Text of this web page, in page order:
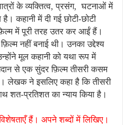
के व्यक्तित्व, प्रसंग, घटनाओं में
है। कहानी में दी गई छोटी-छोटी
फ़िल्म में पूरी तरह उतर कर आईं हैं।
नहीं बनाई थी। उनका उद्देश्य
मूल कहानी को यथा रूप में
से एक सुंदर फ़िल्म तीसरी कसम
लेखक ने इसलिए कहा है कि तीसरी
शत-प्रतिशत का न्याय किया है।
हैं। अपने शब्दों में लिखिए।